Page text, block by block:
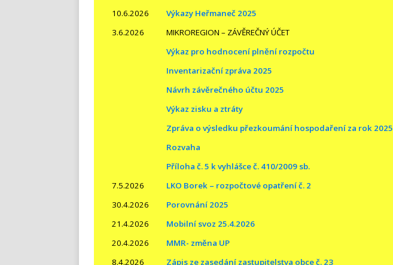
10.6.2026
Výkazy Heřmaneč 2025
3.6.2026
MIKROREGION – ZÁVĚREČNÝ ÚČET
Výkaz pro hodnocení plnění rozpočtu
Inventarizační zpráva 2025
Návrh závěrečného účtu 2025
Výkaz zisku a ztráty
Zpráva o výsledku přezkoumání hospodaření za rok 2025
Rozvaha
Příloha č. 5 k vyhlášce č. 410/2009 sb.
7.5.2026
LKO Borek – rozpočtové opatření č. 2
30.4.2026
Porovnání 2025
21.4.2026
Mobilní svoz 25.4.2026
20.4.2026
MMR- změna UP
8.4.2026
Zápis ze zasedání zastupitelstva obce č. 23